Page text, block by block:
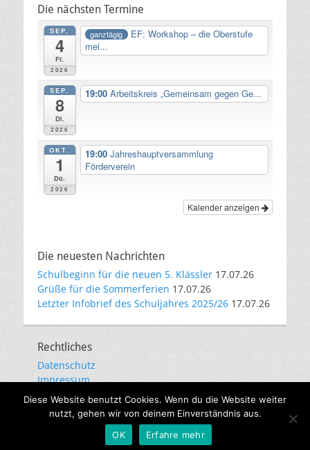
Die nächsten Termine
SEP.
4
Fr.
2026
ganztägig
EF: Workshop – die Oberstufe
mei...
SEP.
8
Di.
2026
19:00 Arbeitskreis „Gemeinsam gegen Ge...
OKT.
1
Do.
2026
19:00 Jahreshauptversammlung
Förderverein
Kalender anzeigen
Die neuesten Nachrichten
Schulbeginn für die neuen 5. Klässler 17.07.26
Grüße für die Sommerferien 17.07.26
Letzter Infobrief des Schuljahres 2025/26 17.07.26
Rechtliches
Datenschutz
Impressum
E-Mail-Kommunikation
Städtisches Gymnasium Gevelsberg
Rechte vorbehalten. | Catch Responsive Child nach
Diese Website benutzt Cookies. Wenn du die Website weiter
nutzt, gehen wir von deinem Einverständnis aus.
OK
Erfahre mehr